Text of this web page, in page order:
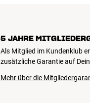
5 JAHRE
Als Mitglied im Kundenklub
zusätzliche Garantie auf
Mehr über die